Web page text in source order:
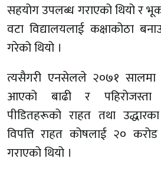
सहयोग उपलब्ध गराएको थियो र
वटा विद्यालयलाई कक्षाकोठा
गरेको थियो ।
त्यसैगरी एनसेलले २०७१ सालमा
आएको बाढी र पहिरोजस्ता
पीडितहरूको राहत तथा उद्धारका
विपत्ति राहत कोषलाई २०
गराएको थियो ।